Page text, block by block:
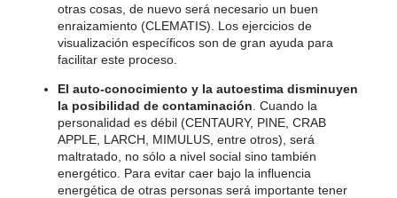
otras cosas, de nuevo será necesario un buen
enraizamiento (CLEMATIS). Los ejercicios de
visualización específicos son de gran ayuda para
facilitar este proceso.
El auto-conocimiento y la autoestima disminuyen
la posibilidad de contaminación . Cuando la
personalidad es débil (CENTAURY, PINE, CRAB
APPLE, LARCH, MIMULUS, entre otros), será
maltratado, no sólo a nivel social sino también
energético. Para evitar caer bajo la influencia
energética de otras personas será importante tener